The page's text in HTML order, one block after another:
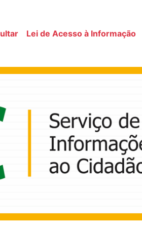
Lei de Acesso à Informação